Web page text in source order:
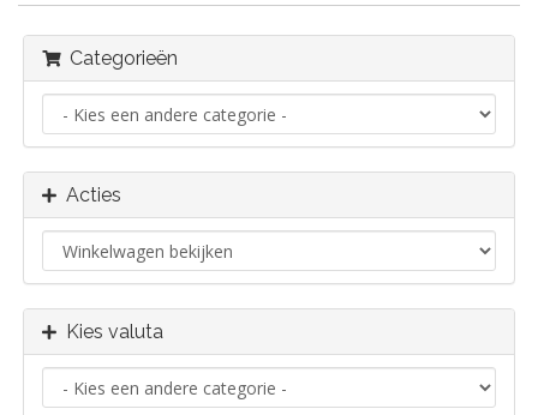
Categorieën
Acties
Kies valuta